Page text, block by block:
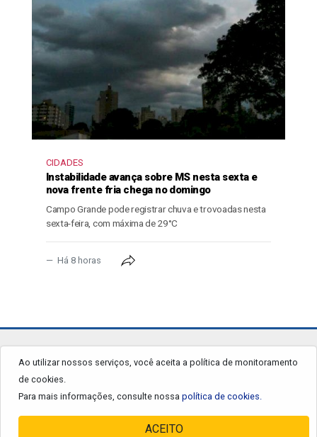
CIDADES
Instabilidade avança sobre MS nesta sexta e
nova frente fria chega no domingo
Campo Grande pode registrar chuva e trovoadas nesta
sexta-feira, com máxima de 29°C
Há 8 horas
Ao utilizar nossos serviços, você aceita a política de monitoramento
de cookies.
Para mais informações, consulte nossa política de cookies.
ACEITO
jornalgrandourados.com.br